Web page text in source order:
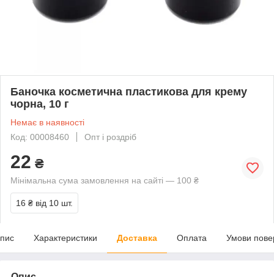
Баночка косметична пластикова для крему
чорна, 10 г
Немає в наявності
Код: 00008460
Опт і роздріб
22 ₴
Мінімальна сума замовлення на сайті — 100 ₴
16 ₴ від 10 шт.
Характеристики Доставка Оплата Умови